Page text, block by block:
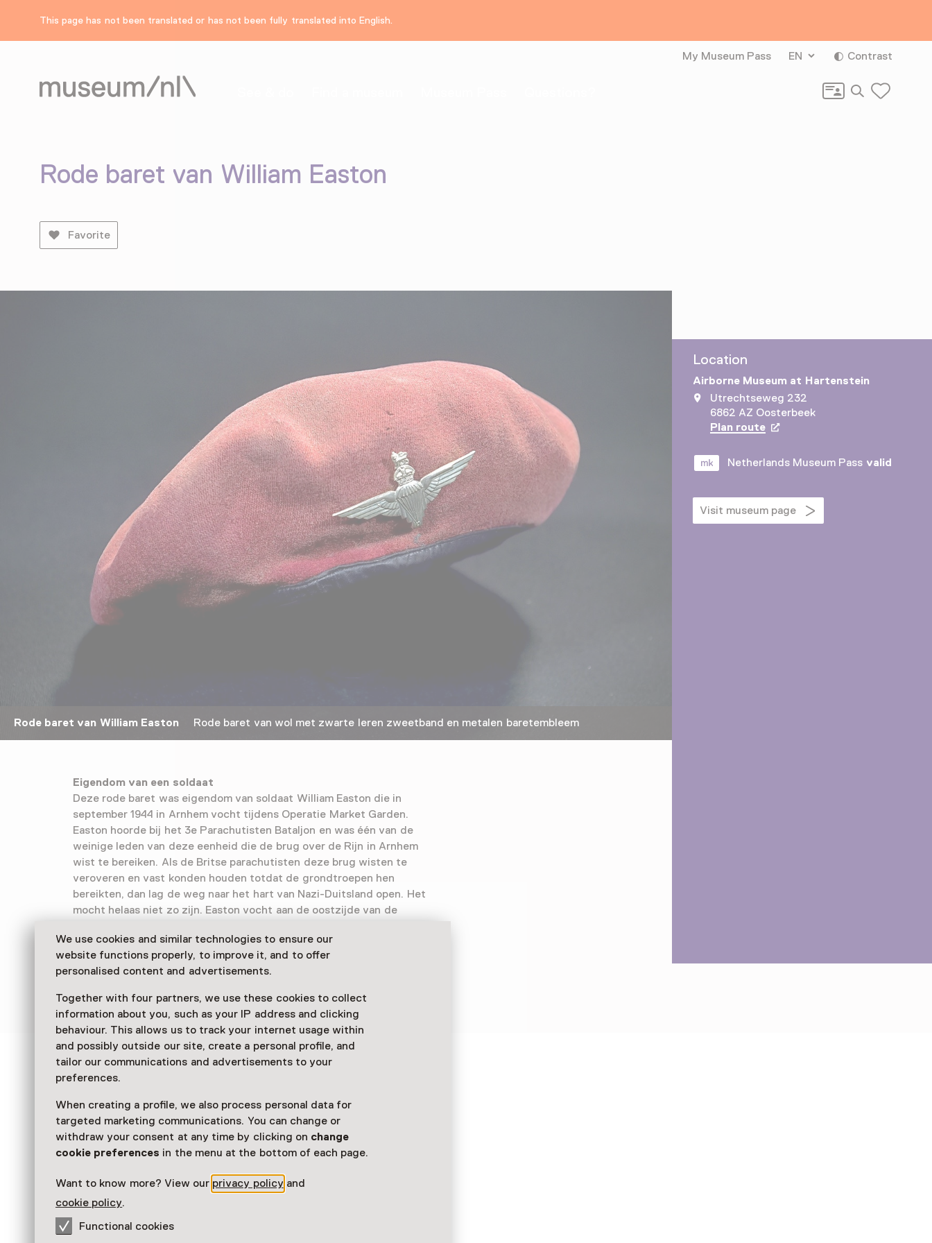
This page has not been translated or has not been fully translated into English.
We use cookies and similar technologies to ensure our
website functions properly, to improve it, and to offer
personalised content and advertisements.
Together with four partners, we use these cookies to collect
information about you, such as your IP address and clicking
behaviour. This allows us to track your internet usage within
and possibly outside our site, create a personal profile, and
tailor our communications and advertisements to your
preferences.
When creating a profile, we also process personal data for
targeted marketing communications. You can change or
withdraw your consent at any time by clicking on change
cookie preferences in the menu at the bottom of each page.
Want to know more? View our privacy policy and
cookie policy.
Functional cookies
My Museum Pass EN Contrast
Search
Rode baret van William Easton
Favorite
Rode baret van William EastonRode baret van wol met zwarte leren zweetband en metalen baretembleem
Eigendom van een soldaat
Deze rode baret was eigendom van soldaat William Easton die in
september 1944 in Arnhem vocht tijdens Operatie Market Garden.
Easton hoorde bij het 3e Parachutisten Bataljon en was één van de
weinige leden van deze eenheid die de brug over de Rijn in Arnhem
wist te bereiken. Als de Britse parachutisten deze brug wisten te
veroveren en vast konden houden totdat de grondtroepen hen
bereikten, dan lag de weg naar het hart van Nazi-Duitsland open. Het
mocht helaas niet zo zijn. Easton vocht aan de oostzijde van de
Tijdens deze gevechten verloor Easton één van zijn beste vrienden
en raakte hij uiteindelijk ook zelf gewond. Hij werd
gevangengenomen en bracht de rest van de oorlog in een
Location
Airborne Museum at Hartenstein
Utrechtseweg 232
6862 AZ Oosterbeek
Plan route Opens in a new tab
Netherlands Museum Pass valid
Visit museum page
See and Do in Airborne
Museum at Hartenstein